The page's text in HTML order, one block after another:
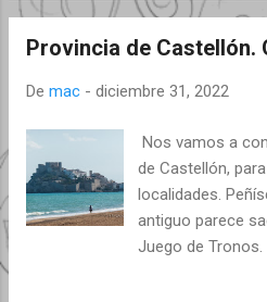
n
Provincia de Castellón.
De mac - diciembre 31, 2022
Nos vamos a
de Castellón,
localidades.
antiguo parece
Juego de